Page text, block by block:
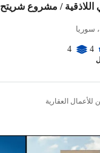
اللاذقية / مشروع شريتح
سوريا
4
4
للأعمال العقارية